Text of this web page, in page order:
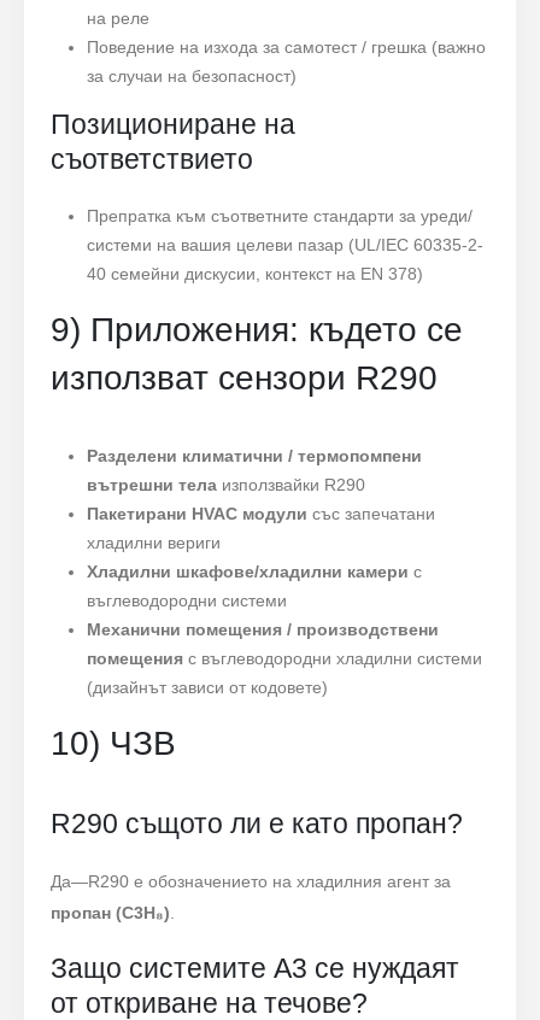
на реле
Поведение на изхода за самотест / грешка (важно
за случаи на безопасност)
Позициониране на
съответствието
Препратка към съответните стандарти за уреди/
системи на вашия целеви пазар (UL/IEC 60335-2-
40 семейни дискусии, контекст на EN 378)
9) Приложения: където се
използват сензори R290
Разделени климатични / термопомпени
вътрешни телаизползвайки R290
Пакетирани HVAC модули със запечатани
хладилни вериги
Хладилни шкафове/хладилни камери с
въглеводородни системи
Механични помещения / производствени
помещенияс въглеводородни хладилни системи
(дизайнът зависи от кодовете)
10) ЧЗВ
R290 същото ли е като пропан?
Да—R290 е обозначението на хладилния агент за
пропан (C3H₈)
Защо системите A3 се нуждаят
от откриване на течове?